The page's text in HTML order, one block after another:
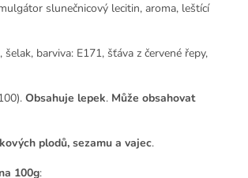
slunečnicový lecitin, aroma, leštící
barviva: E171, šťáva z červené řepy,
Obsahuje lepek. Může obsahovat
plodů, sezamu a vajec.
100g: